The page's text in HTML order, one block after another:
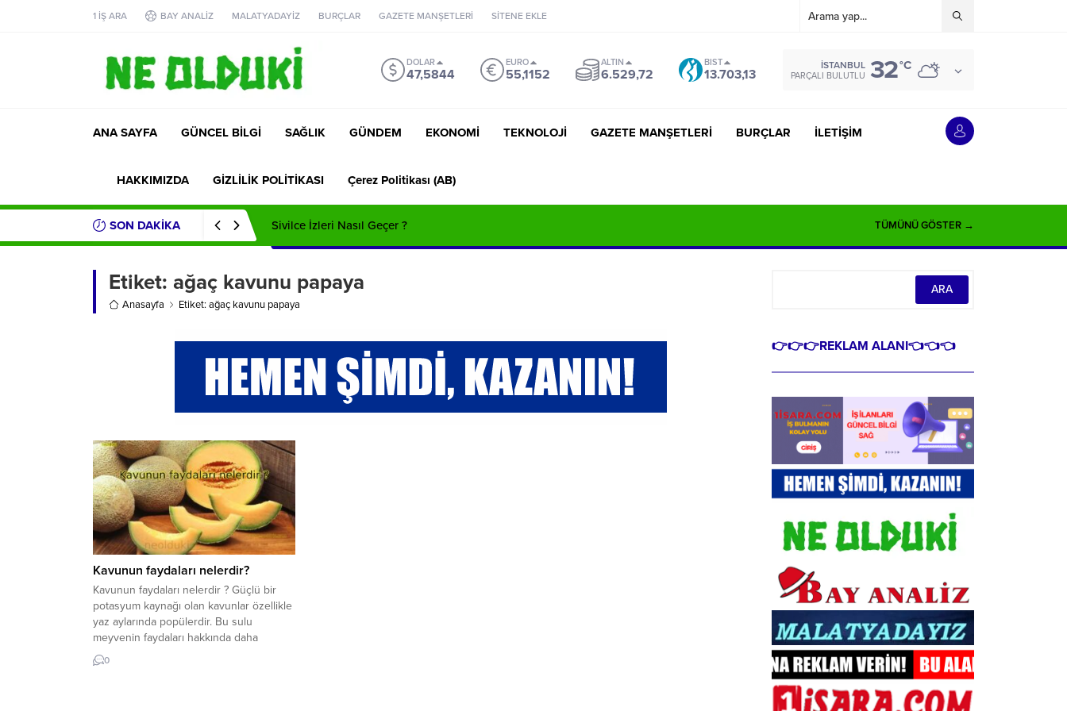
1 İŞ ARA BAY ANALİZ MALATYADAYİZ BURÇLAR GAZETE MANŞETLERİ SİTENE EKLE
DOLAR
47,5844
EURO
55,1152
ALTIN
6.529,72
BIST
13.703,13
İSTANBUL
PARÇALI BULUTLU 32°C
ANA SAYFA GÜNCEL BİLGİ SAĞLIK GÜNDEM EKONOMİ TEKNOLOJİ GAZETE MANŞETLERİ BURÇLAR İLETİŞİM
HAKKIMIZDA GİZLİLİK POLİTİKASI Çerez Politikası (AB)
SON DAKİKA Sivilce İzleri Nasıl Geçer ? TÜMÜNÜ GÖSTER →
Etiket: ağaç kavunu papaya
Anasayfa Etiket: ağaç kavunu papaya
Kavunun faydaları nelerdir?
Kavunun faydaları nelerdir ? Güçlü bir
potasyum kaynağı olan kavunlar özellikle
yaz aylarında popülerdir. Bu sulu
meyvenin faydaları hakkında daha
fazlasını okuyun. Kavunun faydaları
nelerdir? Şeker hastaları için diyet
0
👉👉👉REKLAM ALANI👈👈👈